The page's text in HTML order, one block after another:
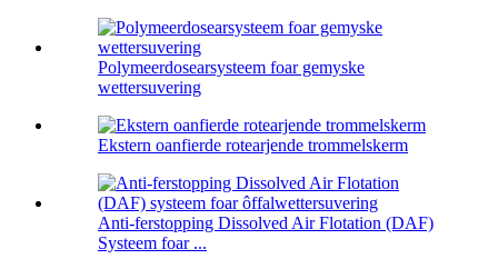
Polymeerdosearsysteem foar gemyske
wettersuvering
Ekstern oanfierde rotearjende trommelskerm
Anti-ferstopping Dissolved Air Flotation (DAF)
Systeem foar ...